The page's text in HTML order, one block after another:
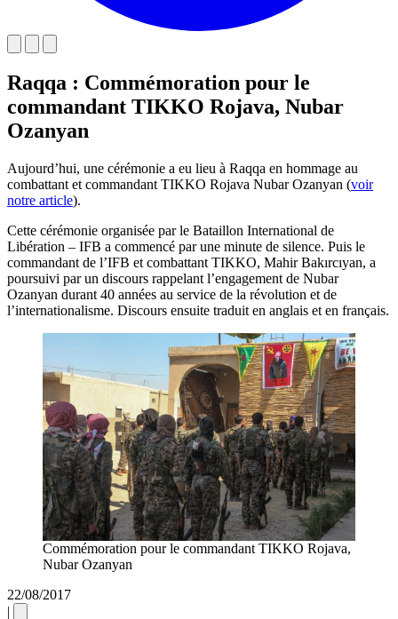
Raqqa : Commémoration pour le
commandant TIKKO Rojava, Nubar
Ozanyan
Aujourd’hui, une cérémonie a eu lieu à Raqqa en hommage au
combattant et commandant TIKKO Rojava Nubar Ozanyan (voir
notre article).
Cette cérémonie organisée par le Bataillon International de
Libération – IFB a commencé par une minute de silence. Puis le
commandant de l’IFB et combattant TIKKO, Mahir Bakırcıyan, a
poursuivi par un discours rappelant l’engagement de Nubar
Ozanyan durant 40 années au service de la révolution et de
l’internationalisme. Discours ensuite traduit en anglais et en français.
Commémoration pour le commandant TIKKO Rojava,
Nubar Ozanyan
22/08/2017